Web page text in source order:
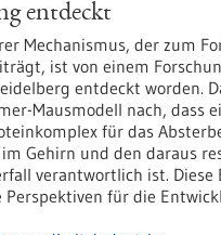
entdeckt
Mechanismus, der zum
ist von einem
entdeckt worden.
Mausmodell nach, dass
für das
Gehirn und den daraus
verantwortlich ist. Diese
Perspektiven für die